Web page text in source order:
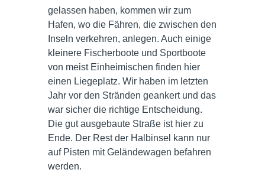
gelassen haben, kommen wir zum
Hafen, wo die Fähren, die zwischen den
Inseln verkehren, anlegen. Auch einige
kleinere Fischerboote und Sportboote
von meist Einheimischen finden hier
einen Liegeplatz. Wir haben im letzten
Jahr vor den Stränden geankert und das
war sicher die richtige Entscheidung.
Die gut ausgebaute Straße ist hier zu
Ende. Der Rest der Halbinsel kann nur
auf Pisten mit Geländewagen befahren
werden.